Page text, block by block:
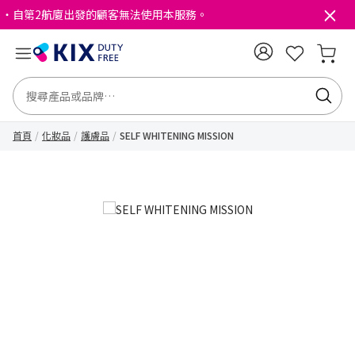
・自第2航廈出發的顧客無法使用本服務。
首頁 化妝品 護膚品 SELF WHITENING MISSION